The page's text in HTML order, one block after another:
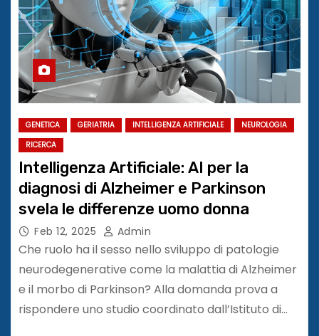
GENETICA GERIATRIA INTELLIGENZA ARTIFICIALE
NEUROLOGIA
RICERCA
Intelligenza Artificiale: AI per la
diagnosi di Alzheimer e Parkinson
svela le differenze uomo donna
Feb 12, 2025 Admin
Che ruolo ha il sesso nello sviluppo di patologie
neurodegenerative come la malattia di Alzheimer
e il morbo di Parkinson? Alla domanda prova a
rispondere uno studio coordinato dall’Istituto di…